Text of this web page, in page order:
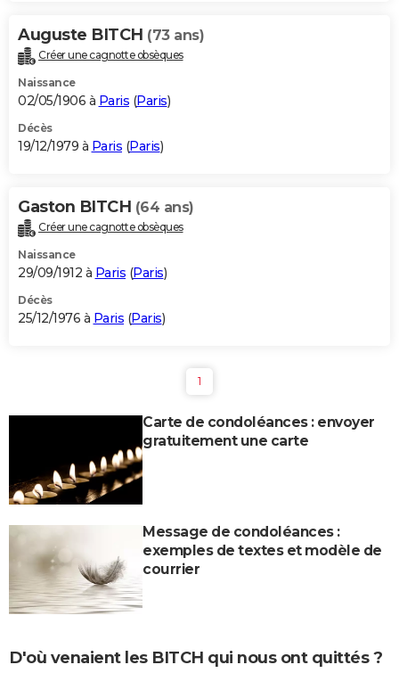
Auguste BITCH (73 ans)
Créer une cagnotte obsèques
Naissance
02/05/1906 à Paris (Paris)
Décès
19/12/1979 à Paris (Paris)
Gaston BITCH (64 ans)
Créer une cagnotte obsèques
Naissance
29/09/1912 à Paris (Paris)
Décès
25/12/1976 à Paris (Paris)
1
Carte de condoléances : envoyer
gratuitement une carte
Message de condoléances :
exemples de textes et modèle de
courrier
D'où venaient les BITCH qui nous ont quittés ?